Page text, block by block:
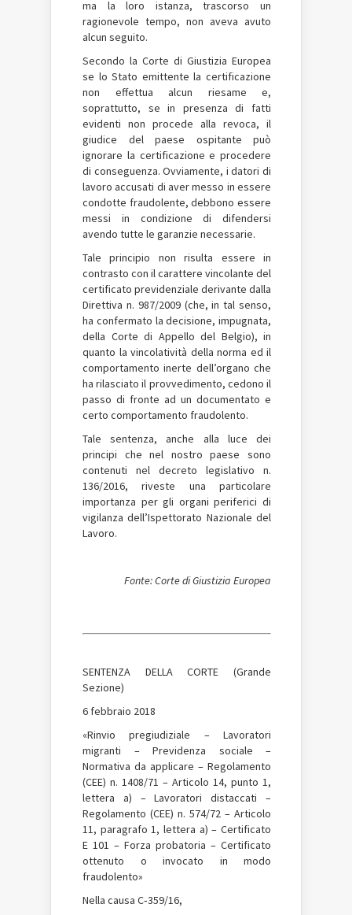
ma la loro istanza, trascorso un
ragionevole tempo, non aveva avuto
alcun seguito.
Secondo la Corte di Giustizia Europea
se lo Stato emittente la certificazione
non effettua alcun riesame e,
soprattutto, se in presenza di fatti
evidenti non procede alla revoca, il
giudice del paese ospitante può
ignorare la certificazione e procedere
di conseguenza. Ovviamente, i datori di
lavoro accusati di aver messo in essere
condotte fraudolente, debbono essere
messi in condizione di difendersi
avendo tutte le garanzie necessarie.
Tale principio non risulta essere in
contrasto con il carattere vincolante del
certificato previdenziale derivante dalla
Direttiva n. 987/2009 (che, in tal senso,
ha confermato la decisione, impugnata,
della Corte di Appello del Belgio), in
quanto la vincolatività della norma ed il
comportamento inerte dell’organo che
ha rilasciato il provvedimento, cedono il
passo di fronte ad un documentato e
certo comportamento fraudolento.
Tale sentenza, anche alla luce dei
principi che nel nostro paese sono
contenuti nel decreto legislativo n.
136/2016, riveste una particolare
importanza per gli organi periferici di
vigilanza dell’Ispettorato Nazionale del
Lavoro.
Fonte: Corte di Giustizia Europea
SENTENZA DELLA CORTE (Grande
Sezione)
6 febbraio 2018
«Rinvio pregiudiziale – Lavoratori
migranti – Previdenza sociale –
Normativa da applicare – Regolamento
(CEE) n. 1408/71 – Articolo 14, punto 1,
lettera a) – Lavoratori distaccati –
Regolamento (CEE) n. 574/72 – Articolo
11, paragrafo 1, lettera a) – Certificato
E 101 – Forza probatoria – Certificato
ottenuto o invocato in modo
fraudolento»
Nella causa C‑359/16,